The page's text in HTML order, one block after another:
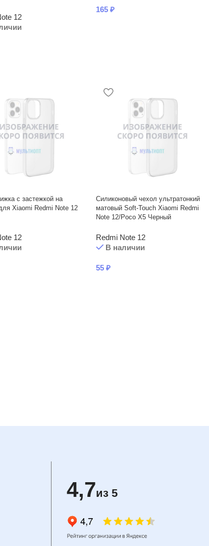
12
165 ₽
с застежкой на
Xiaomi Redmi Note 12
12
Силиконовый чехол ультратонкий
матовый Soft-Touch Xiaomi Redmi
Note 12/Poco X5 Черный
Redmi Note 12
В наличии
55 ₽
4,7из 5